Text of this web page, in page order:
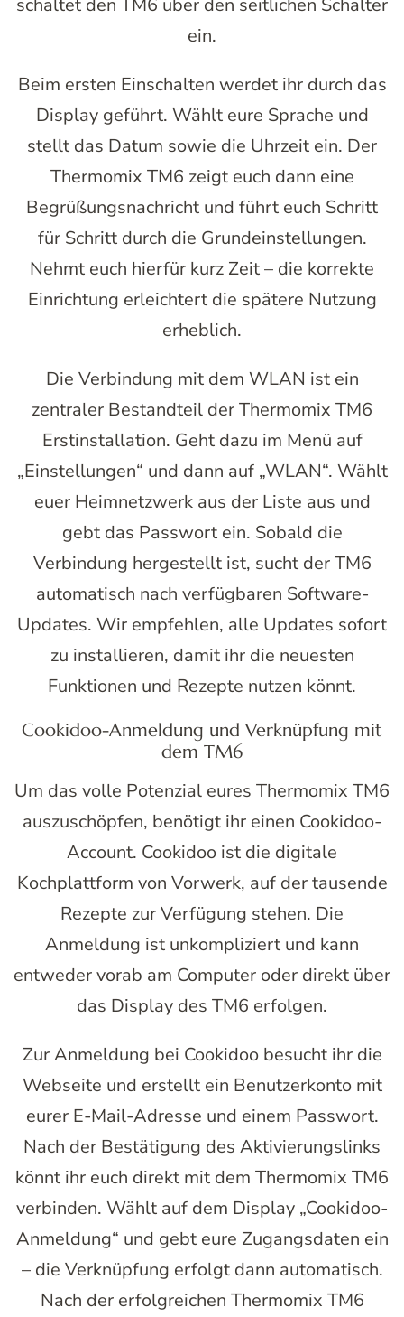
schaltet den TM6 über den seitlichen Schalter
ein.
Beim ersten Einschalten werdet ihr durch das
Display geführt. Wählt eure Sprache und
stellt das Datum sowie die Uhrzeit ein. Der
Thermomix TM6 zeigt euch dann eine
Begrüßungsnachricht und führt euch Schritt
für Schritt durch die Grundeinstellungen.
Nehmt euch hierfür kurz Zeit – die korrekte
Einrichtung erleichtert die spätere Nutzung
erheblich.
Die Verbindung mit dem WLAN ist ein
zentraler Bestandteil der Thermomix TM6
Erstinstallation. Geht dazu im Menü auf
„Einstellungen“ und dann auf „WLAN“. Wählt
euer Heimnetzwerk aus der Liste aus und
gebt das Passwort ein. Sobald die
Verbindung hergestellt ist, sucht der TM6
automatisch nach verfügbaren Software-
Updates. Wir empfehlen, alle Updates sofort
zu installieren, damit ihr die neuesten
Funktionen und Rezepte nutzen könnt.
Cookidoo-Anmeldung und Verknüpfung mit
dem TM6
Um das volle Potenzial eures Thermomix TM6
auszuschöpfen, benötigt ihr einen Cookidoo-
Account. Cookidoo ist die digitale
Kochplattform von Vorwerk, auf der tausende
Rezepte zur Verfügung stehen. Die
Anmeldung ist unkompliziert und kann
entweder vorab am Computer oder direkt über
das Display des TM6 erfolgen.
Zur Anmeldung bei Cookidoo besucht ihr die
Webseite und erstellt ein Benutzerkonto mit
eurer E-Mail-Adresse und einem Passwort.
Nach der Bestätigung des Aktivierungslinks
könnt ihr euch direkt mit dem Thermomix TM6
verbinden. Wählt auf dem Display „Cookidoo-
Anmeldung“ und gebt eure Zugangsdaten ein
– die Verknüpfung erfolgt dann automatisch.
Nach der erfolgreichen Thermomix TM6